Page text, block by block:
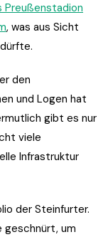
Preußenstadion
, was aus Sicht
den
und Logen hat
gibt es nur
viele
Infrastruktur
der Steinfurter.
geschnürt, um